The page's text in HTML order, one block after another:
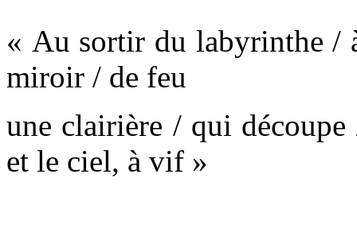
« Au sortir du labyrinthe /
miroir / de feu
une clairière / qui
et le ciel, à vif »